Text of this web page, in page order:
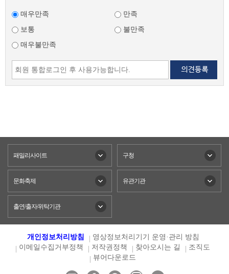
매우만족
만족
보통
불만족
매우불만족
패밀리사이트 구청
문화축제 유관기관
출연/출자/위탁기관
개인정보처리방침
영상정보처리기기 운영·관리 방침
이메일수집거부정책
저작권정책 찾아오시는 길
조직도
뷰어다운로드